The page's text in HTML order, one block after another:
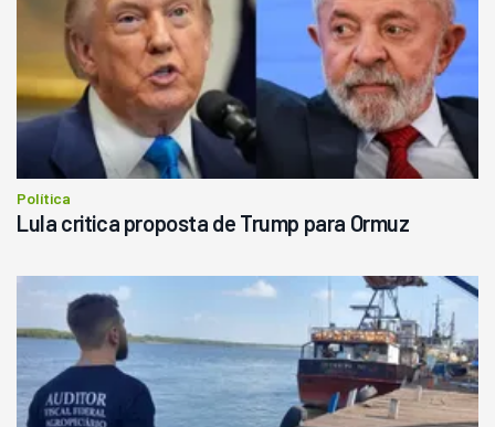
Política
Lula critica proposta de Trump para Ormuz